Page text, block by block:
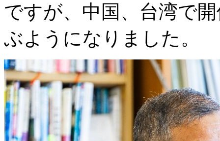
ですが、中国、台湾で
ぶようになりました。